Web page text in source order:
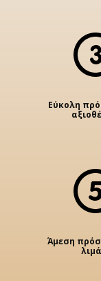
Εύκολη
Άμεση